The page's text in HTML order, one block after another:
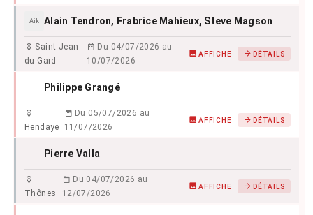
Aik Alain Tendron, Frabrice Mahieux, Steve Magson
Saint-Jean-
du-Gard
Du 04/07/2026 au
10/07/2026
AFFICHE DÉTAILS
Philippe Grangé
Hendaye
Du 05/07/2026 au
11/07/2026
AFFICHE DÉTAILS
Pierre Valla
Thônes
Du 04/07/2026 au
12/07/2026
AFFICHE DÉTAILS